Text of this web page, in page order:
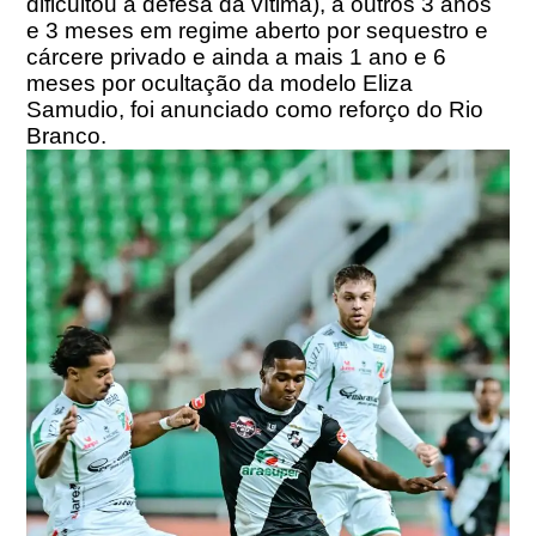
e 3 meses em regime aberto por sequestro e
cárcere privado e ainda a mais 1 ano e 6
meses por ocultação da modelo Eliza
Samudio, foi anunciado como reforço do Rio
Branco.